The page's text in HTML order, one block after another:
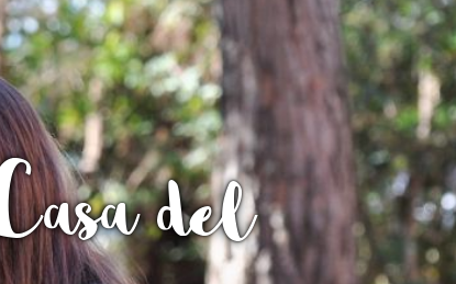
del
Fes voluntariat
Fes un donatiu
Treballa amb nosaltres